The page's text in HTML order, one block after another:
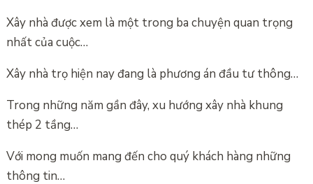
Xây nhà được xem là một trong ba chuyện quan trọng
nhất của cuộc…
Xây nhà trọ hiện nay đang là phương án đầu tư thông…
Trong những năm gần đây, xu hướng xây nhà khung
thép 2 tầng…
Với mong muốn mang đến cho quý khách hàng những
thông tin…